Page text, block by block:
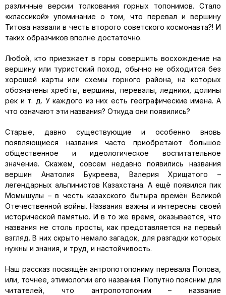
различные версии толкования горных топонимов. Стало
«классикой» упоминание о том, что перевал и вершину
Титова назвали в честь второго советского космонавта?! И
таких образчиков вполне достаточно.
Любой, кто приезжает в горы совершить восхождение на
вершину или туристский поход, обычно не обходится без
хорошей карты или схемы горного района, на которых
обозначены хребты, вершины, перевалы, ледники, долины
рек и т. д. У каждого из них есть географические имена. А
что означают эти названия? Откуда они появились?
Старые, давно существующие и особенно вновь
появляющиеся названия часто приобретают большое
общественное и идеологическое воспитательное
значение. Скажем, совсем недавно появились названия
вершин Анатолия Букреева, Валерия Хрищатого –
легендарных альпинистов Казахстана. А ещё появился пик
Момышулы – в честь казахского бытыра времён Великой
Отечественной войны. Названия важны и интересны своей
исторической памятью. И в то же время, оказывается, что
названия не столь просты, как представляется на первый
взгляд. В них скрыто немало загадок, для разгадки которых
нужны и знания, и труд, и настойчивость.
Наш рассказ посвящён антропотопониму перевала Попова,
или, точнее, этимологии его названия. Попутно поясним для
читателей, что антропотопоним – название